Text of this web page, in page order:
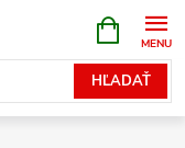
HĽADAŤ
KOŠÍK